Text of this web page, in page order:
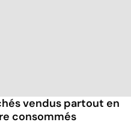
vendus partout en
consommés